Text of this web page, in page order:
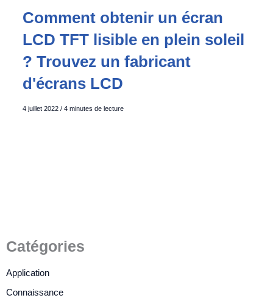
Catégories
Application
Connaissance
Comment obtenir un écran
LCD TFT lisible en plein soleil
? Trouvez un fabricant
d'écrans LCD
4 juillet 2022 / 4 minutes de lecture